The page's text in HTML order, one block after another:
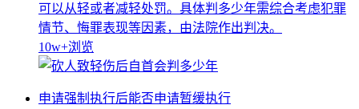
可以从轻或者减轻处罚。具体判多少年需综合考虑犯罪
情节、悔罪表现等因素，由法院作出判决。
10w+浏览
申请强制执行后能否申请暂缓执行